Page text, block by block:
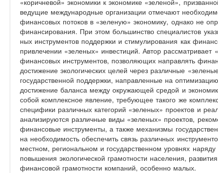
«коричневой» экономики к экономике «зеленой»,
ведущие международные организации отмечают
финансовых потоков в «зеленую» экономику, однако не
финансирования. При этом большинство специалистов
ных инструментов поддержки и стимулирования как
привлечении «зеленых» инвестиций. Автор рассматривает
финансовых инструментов, позволяющих направлять
достижение экологических целей через различные
государственной поддержки, направленные на
достижение баланса между окружающей средой и
собой комплексное явление, требующее такого же
специфики различных категорий «зеленых» проектов и
анализируются различные виды «зеленых» проектов,
финансовые инструменты, а также механизмы
на необходимость обеспечить связь различных
местном, региональном и государственном уровнях
повышения экологической грамотности населения,
финансовой грамотности компаний, особенно малых.